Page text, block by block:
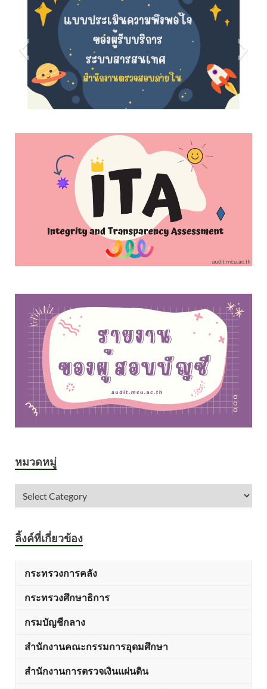
s7
หมวดหมู่
ลิ้งค์ที่เกี่ยวข้อง
กระทรวงการคลัง
กระทรวงศึกษาธิการ
กรมบัญชีกลาง
สำนักงานคณะกรรมการอุดมศึกษา
สำนักงานการตรวจเงินแผ่นดิน